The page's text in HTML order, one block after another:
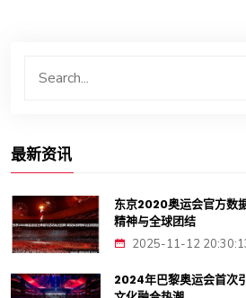
最新资讯
东京2020奥运会官方数
精神与全球团结
2025-11-12
2024年巴黎奥运会首次